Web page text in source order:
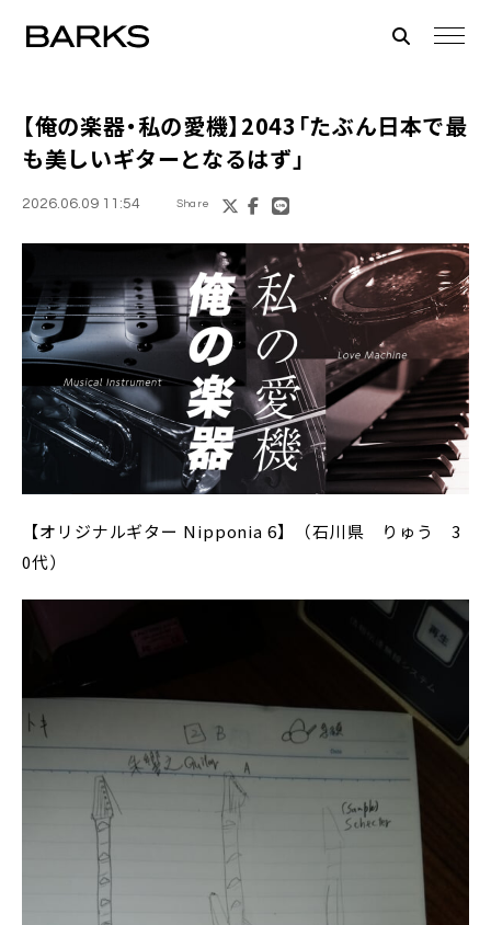
【俺の楽器・私の愛機】2043「たぶん日本で最
も美しいギターとなるはず」
2026.06.09 11:54 Share
【オリジナルギター Nipponia 6】（石川県 りゅう 3
0代）